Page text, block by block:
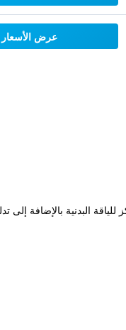
عرض الأسعار
للياقة البدنية بالإضافة إلى